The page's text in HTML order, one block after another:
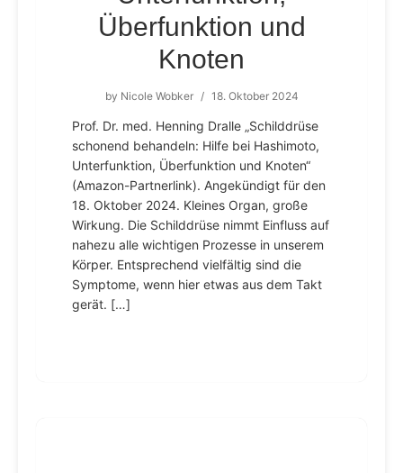
Überfunktion und
Knoten
by Nicole Wobker / 18. Oktober 2024
Prof. Dr. med. Henning Dralle „Schilddrüse
schonend behandeln: Hilfe bei Hashimoto,
Unterfunktion, Überfunktion und Knoten“
(Amazon-Partnerlink). Angekündigt für den
18. Oktober 2024. Kleines Organ, große
Wirkung. Die Schilddrüse nimmt Einfluss auf
nahezu alle wichtigen Prozesse in unserem
Körper. Entsprechend vielfältig sind die
Symptome, wenn hier etwas aus dem Takt
gerät. […]